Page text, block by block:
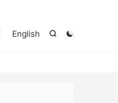


English